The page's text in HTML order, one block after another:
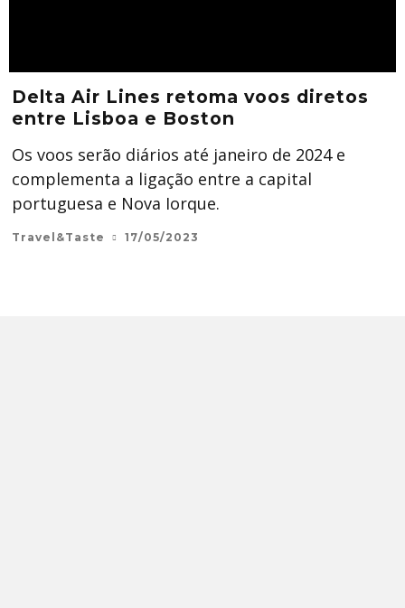
Delta Air Lines retoma voos diretos
entre Lisboa e Boston
Os voos serão diários até janeiro de 2024 e
complementa a ligação entre a capital
portuguesa e Nova Iorque.
Travel&Taste 17/05/2023